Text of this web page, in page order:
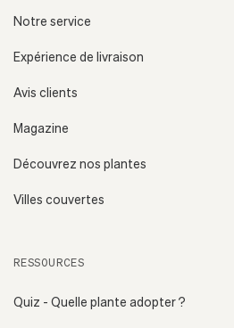
Notre service
Expérience de livraison
Avis clients
Magazine
Découvrez nos plantes
Villes couvertes
RESSOURCES
Quiz - Quelle plante adopter ?